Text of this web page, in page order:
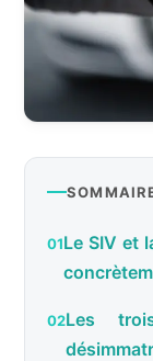
Le SIV et
Les